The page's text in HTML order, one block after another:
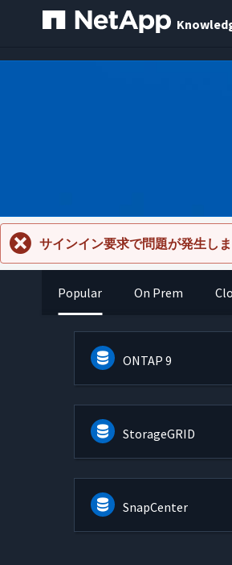
サインイン要求で問題が発生し
Popular On Prem
ONTAP 9
StorageGRID
SnapCenter